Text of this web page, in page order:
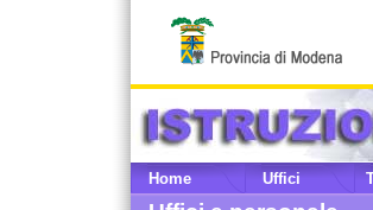
Home Uffici